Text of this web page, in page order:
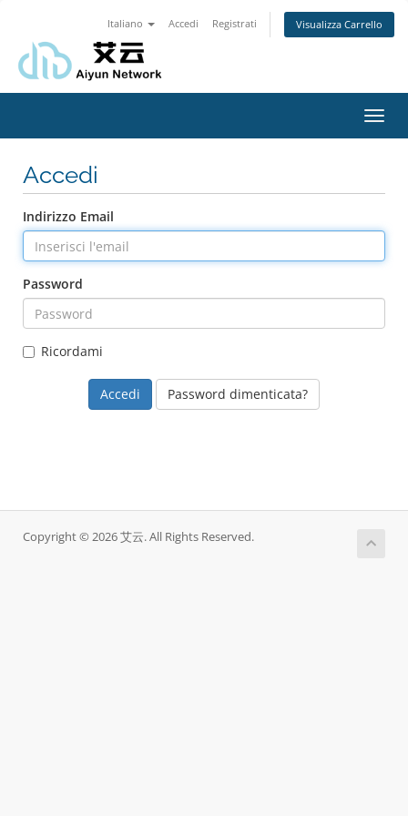
Italiano Accedi Registrati Visualizza Carrello
Attiva
Accedi
Indirizzo Email
Password
Ricordami
Password dimenticata?
Copyright © 2026 艾云. All Rights Reserved.